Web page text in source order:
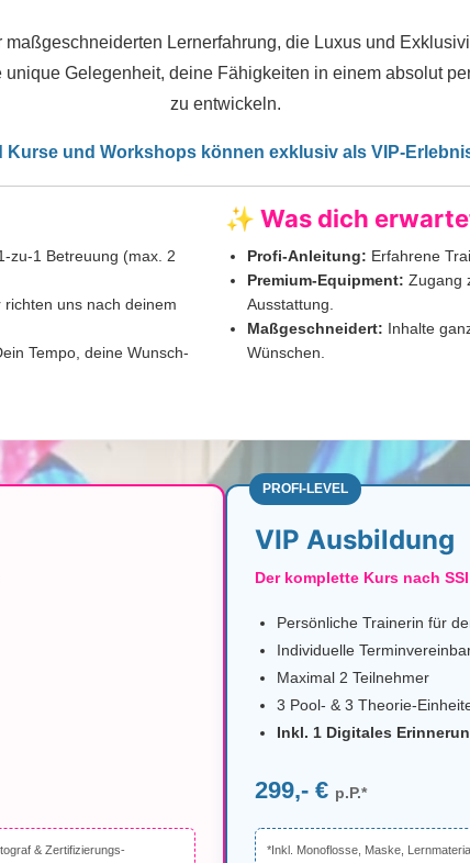
Lernerfahrung, die Luxus und
unique Gelegenheit, deine Fähigkeiten in einem absolut
zu entwickeln.
Kurse und Workshops können exklusiv als VIP-
zu-1 Betreuung (max. 2
richten uns nach deinem
Tempo, deine Wunsch-
✨ Was dich
Profi-Anleitung: Erfahrene
Premium-Equipment: Zugang
Ausstattung.
Maßgeschneidert: Inhalte
Wünschen.
& Zertifizierungs-
PROFI-LEVEL
VIP Ausbildung
Der komplette Kurs nach
Persönliche Trainerin für
Individuelle
Maximal 2 Teilnehmer
3 Pool- & 3 Theorie-
Inkl. 1 Digitales
299,- € p.P.*
*Inkl. Monoflosse, Maske,